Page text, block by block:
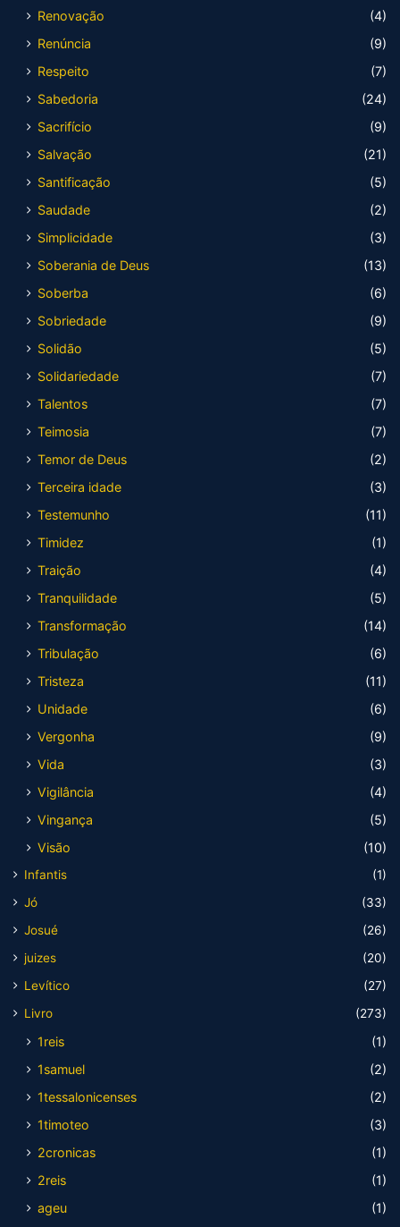
Renovação
(4)
Renúncia
(9)
Respeito
(7)
Sabedoria
(24)
Sacrifício
(9)
Salvação
(21)
Santificação
(5)
Saudade
(2)
Simplicidade
(3)
Soberania de Deus
(13)
Soberba
(6)
Sobriedade
(9)
Solidão
(5)
Solidariedade
(7)
Talentos
(7)
Teimosia
(7)
Temor de Deus
(2)
Terceira idade
(3)
Testemunho
(11)
Timidez
(1)
Traição
(4)
Tranquilidade
(5)
Transformação
(14)
Tribulação
(6)
Tristeza
(11)
Unidade
(6)
Vergonha
(9)
Vida
(3)
Vigilância
(4)
Vingança
(5)
Visão
(10)
Infantis
(1)
Jó
(33)
Josué
(26)
juizes
(20)
Levítico
(27)
Livro
(273)
1reis
(1)
1samuel
(2)
1tessalonicenses
(2)
1timoteo
(3)
2cronicas
(1)
2reis
(1)
ageu
(1)